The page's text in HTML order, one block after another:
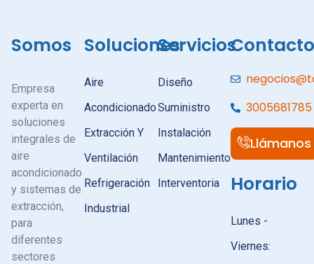
Somos
Empresa
experta en
soluciones
integrales de
aire
acondicionado
y sistemas de
extracción,
para
diferentes
sectores
Soluciones
Aire
Acondicionado
Extracción Y
Ventilación
Refrigeración
Industrial
Servicios
Diseño
Suministro
Instalación
Mantenimiento
Interventoria
Contacto
3005681785
Llámanos
Horario
Lunes -
Viernes: